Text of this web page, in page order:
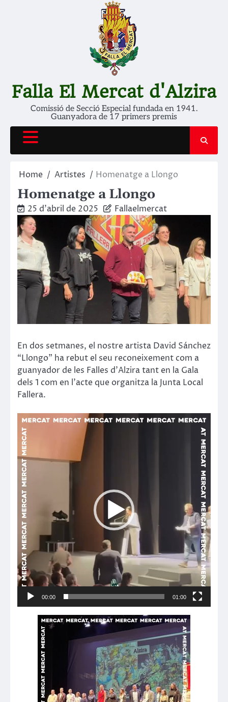
Falla El Mercat d'Alzira
Comissió de Secció Especial fundada en 1941.
Guanyadora de 17 primers premis
Home Artistes Homenatge a Llongo
Homenatge a Llongo
25 d'abril de 2025 Fallaelmercat
En dos setmanes, el nostre artista David Sánchez
“Llongo” ha rebut el seu reconeixement com a
guanyador de les Falles d’Alzira tant en la Gala
dels 1 com en l’acte que organitza la Junta Local
Fallera.
Reproductor
de
vídeo
00:00 01:00